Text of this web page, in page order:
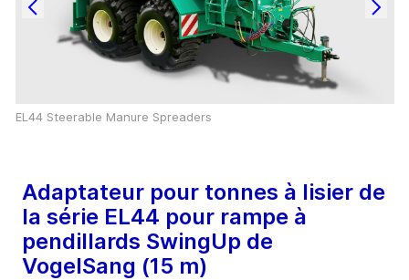
EL44 Steerable Manure Spreaders
Adaptateur pour tonnes à lisier de
la série EL44 pour rampe à
pendillards SwingUp de
VogelSang (15 m)